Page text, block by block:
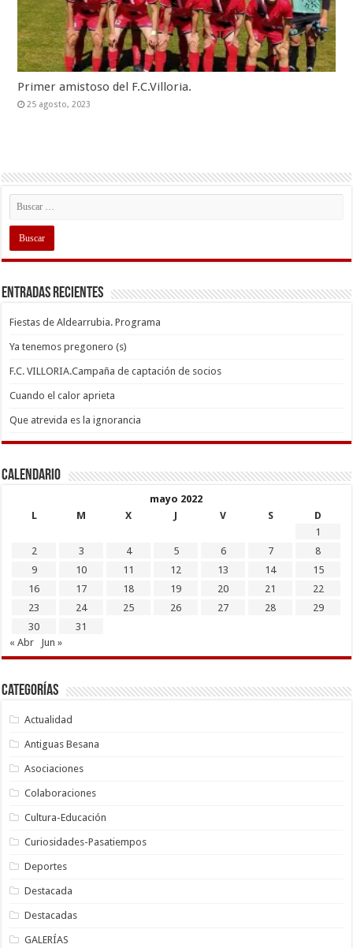
Primer amistoso del F.C.Villoria.
25 agosto, 2023
Entradas recientes
Fiestas de Aldearrubia. Programa
Ya tenemos pregonero (s)
F.C. VILLORIA.Campaña de captación de socios
Cuando el calor aprieta
Que atrevida es la ignorancia
Calendario
mayo 2022
L
M X J V S
D
1
2
3 4 5 6 7
8
9
10 11 12 13 14
15
16
17 18 19 20 21
22
23
24 25 26 27 28
29
30
31
« Abr
Jun »
Categorías
Actualidad
Antiguas Besana
Asociaciones
Colaboraciones
Cultura-Educación
Curiosidades-Pasatiempos
Deportes
Destacada
Destacadas
GALERÍAS